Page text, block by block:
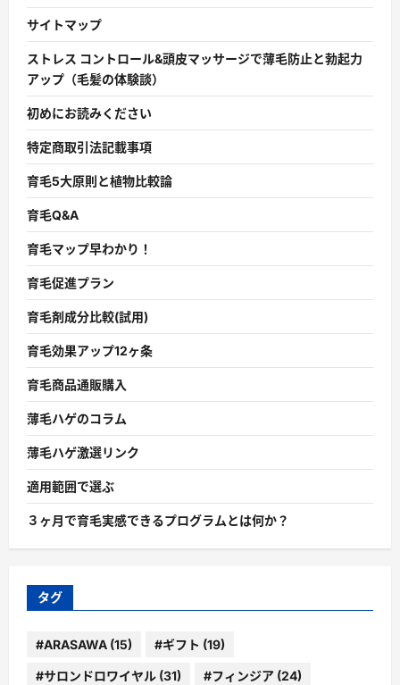
サイトマップ
ストレス コントロール&頭皮マッサージで薄毛防止と勃起力
アップ（毛髪の体験談）
初めにお読みください
特定商取引法記載事項
育毛5大原則と植物比較論
育毛Q&A
育毛マップ早わかり！
育毛促進プラン
育毛剤成分比較(試用)
育毛効果アップ12ヶ条
育毛商品通販購入
薄毛ハゲのコラム
薄毛ハゲ激選リンク
適用範囲で選ぶ
３ヶ月で育毛実感できるプログラムとは何か？
タグ
#ARASAWA (15) #ギフト (19)
#サロンドロワイヤル (31) #フィンジア (24)